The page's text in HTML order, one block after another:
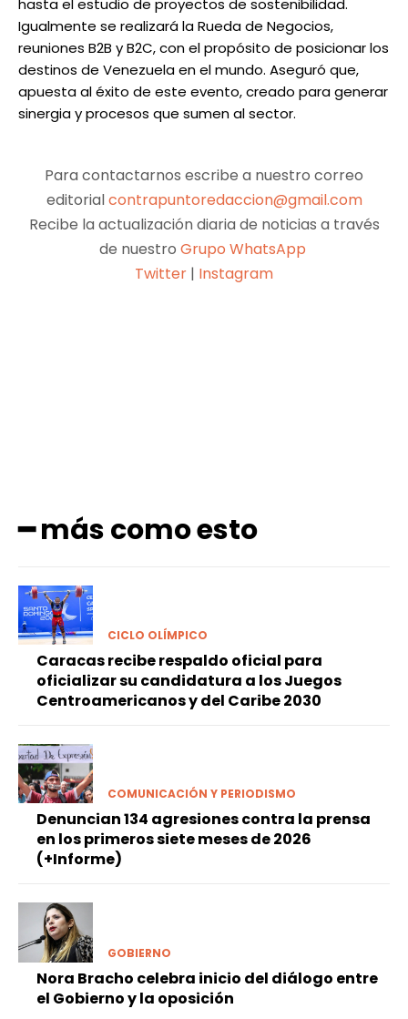
hasta el estudio de proyectos de sostenibilidad.
Igualmente se realizará la Rueda de Negocios,
reuniones B2B y B2C, con el propósito de posicionar los
destinos de Venezuela en el mundo. Aseguró que,
apuesta al éxito de este evento, creado para generar
sinergia y procesos que sumen al sector.
Para contactarnos escribe a nuestro correo
editorialcontrapuntoredaccion@gmail.com
Recibe la actualización diaria de noticias a través
de nuestro Grupo WhatsApp
Twitter | Instagram
━ más como esto
CICLO OLÍMPICO
Caracas recibe respaldo oficial para
oficializar su candidatura a los Juegos
Centroamericanos y del Caribe 2030
COMUNICACIÓN Y PERIODISMO
Denuncian 134 agresiones contra la prensa
en los primeros siete meses de 2026
(+Informe)
GOBIERNO
Nora Bracho celebra inicio del diálogo entre
el Gobierno y la oposición